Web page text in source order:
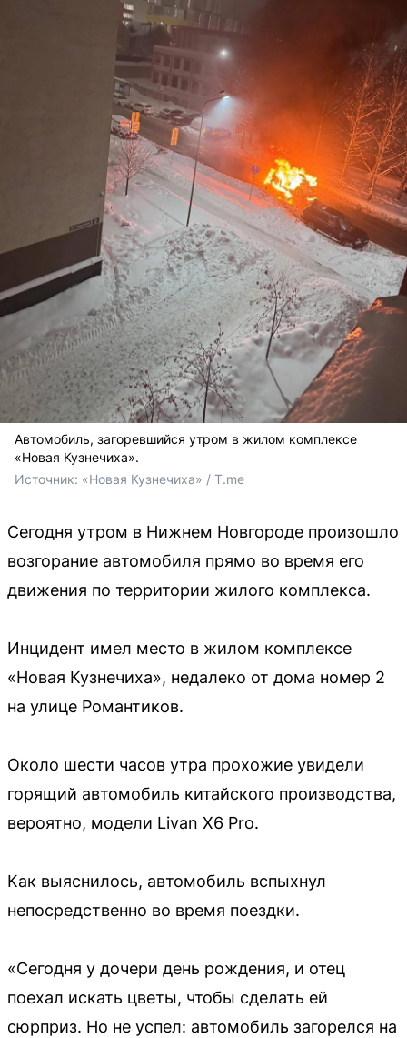
Автомобиль, загоревшийся утром в жилом комплексе
«Новая Кузнечиха».
Источник: «Новая Кузнечиха» / T.me
Сегодня утром в Нижнем Новгороде произошло
возгорание автомобиля прямо во время его
движения по территории жилого комплекса.
Инцидент имел место в жилом комплексе
«Новая Кузнечиха», недалеко от дома номер 2
на улице Романтиков.
Около шести часов утра прохожие увидели
горящий автомобиль китайского производства,
вероятно, модели Livan X6 Pro.
Как выяснилось, автомобиль вспыхнул
непосредственно во время поездки.
«Сегодня у дочери день рождения, и отец
поехал искать цветы, чтобы сделать ей
сюрприз. Но не успел: автомобиль загорелся на